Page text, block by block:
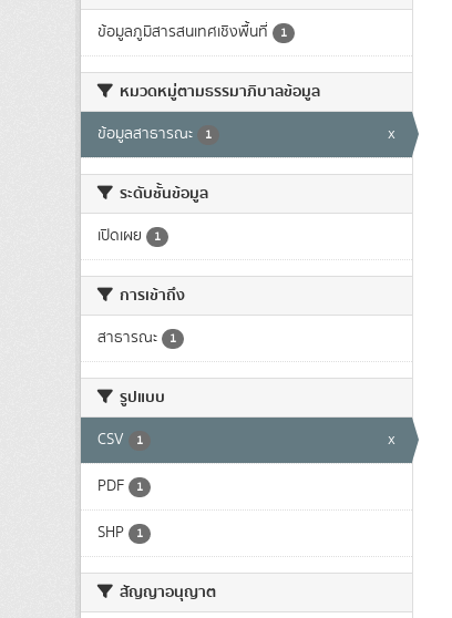
ข้อมูลภูมิสารสนเทศเชิงพื้นที่ 1
หมวดหมู่ตามธรรมาภิบาลข้อมูล
ข้อมูลสาธารณะ 1 x
ระดับชั้นข้อมูล
เปิดเผย 1
การเข้าถึง
สาธารณะ 1
รูปแบบ
CSV 1 x
PDF 1
SHP 1
สัญญาอนุญาต